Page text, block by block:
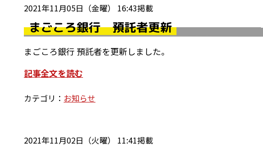
2021年11月05日（金曜） 16:43掲載
まごころ銀行 預託者更新
まごころ銀行 預託者を更新しました。
記事全文を読む
カテゴリ： お知らせ
2021年11月02日（火曜） 11:41掲載